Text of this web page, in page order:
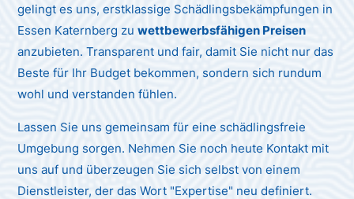
gelingt es uns, erstklassige Schädlingsbekämpfungen in
Essen Katernberg zuwettbewerbsfähigen Preisen
anzubieten. Transparent und fair, damit Sie nicht nur das
Beste für Ihr Budget bekommen, sondern sich rundum
wohl und verstanden fühlen.
Lassen Sie uns gemeinsam für eine schädlingsfreie
Umgebung sorgen. Nehmen Sie noch heute Kontakt mit
uns auf und überzeugen Sie sich selbst von einem
Dienstleister, der das Wort "Expertise" neu definiert.